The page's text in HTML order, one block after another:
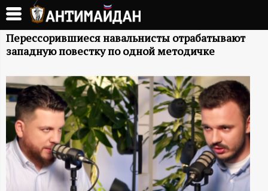
Перейти
основному
содержанию
А
Т
И
М
Перессорившиеся навальнисты отрабатывают
западную повестку по одной методичке